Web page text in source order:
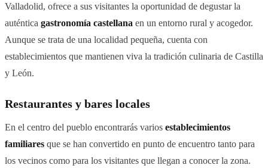
Valladolid, ofrece a sus visitantes la oportunidad de degustar la
auténtica gastronomía castellana en un entorno rural y acogedor.
Aunque se trata de una localidad pequeña, cuenta con
establecimientos que mantienen viva la tradición culinaria de Castilla
y León.
Restaurantes y bares locales
En el centro del pueblo encontrarás varios establecimientos
familiares que se han convertido en punto de encuentro tanto para
los vecinos como para los visitantes que llegan a conocer la zona.